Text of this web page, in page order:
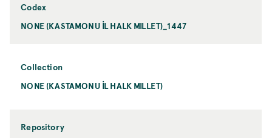
Codex
NONE (KASTAMONU İL HALK MILLET)_1447
Collection
NONE (KASTAMONU İL HALK MILLET)
Repository